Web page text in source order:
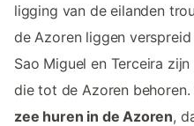
ligging van de eilanden
de Azoren liggen
Sao Miguel en Terceira
die tot de Azoren behoren.
zee huren in de Azoren,